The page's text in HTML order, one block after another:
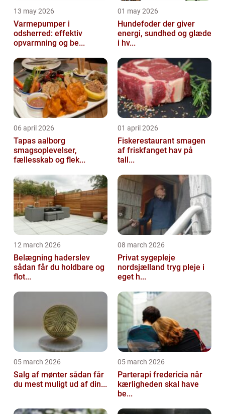
13 may 2026
Varmepumper i
odsherred: effektiv
opvarmning og be...
01 may 2026
Hundefoder der giver
energi, sundhed og glæde
i hv...
06 april 2026
Tapas aalborg
smagsoplevelser,
fællesskab og flek...
01 april 2026
Fiskerestaurant smagen
af friskfanget hav på
tall...
12 march 2026
Belægning haderslev
sådan får du holdbare og
flot...
08 march 2026
Privat sygepleje
nordsjælland tryg pleje i
eget h...
05 march 2026
Salg af mønter sådan får
du mest muligt ud af din...
05 march 2026
Parterapi fredericia når
kærligheden skal have
be...